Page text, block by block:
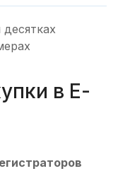
в Е-